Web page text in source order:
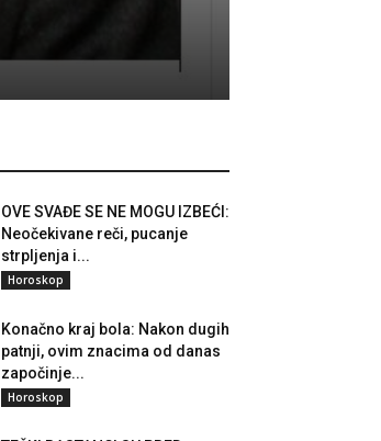
OVE SVAĐE SE NE MOGU IZBEĆI:
Neočekivane reči, pucanje
strpljenja i...
Horoskop
Konačno kraj bola: Nakon dugih
patnji, ovim znacima od danas
započinje...
Horoskop